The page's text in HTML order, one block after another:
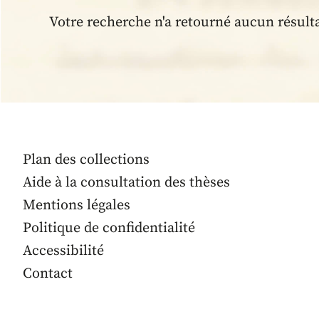
Votre recherche n'a retourné aucun
Plan des collections
Aide à la consultation des thèses
Mentions légales
Politique de confidentialité
Accessibilité
Contact